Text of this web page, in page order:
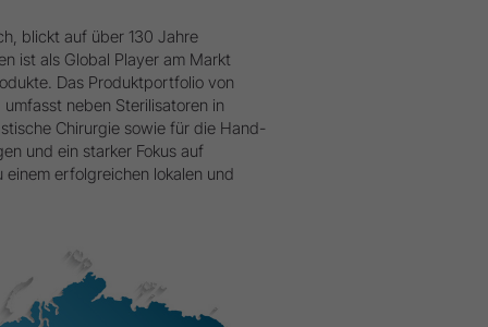
Zum Video Channel
blickt auf über 130 Jahre
ist als Global Player am Markt
Das Produktportfolio von
neben Sterilisatoren in
Chirurgie sowie für die Hand-
und ein starker Fokus auf
erfolgreichen lokalen und